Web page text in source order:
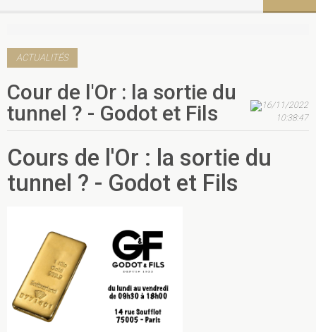
ACTUALITÉS
Cour de l'Or : la sortie du
tunnel ? - Godot et Fils
16/11/2022
10:38:47
Cours de l'Or : la sortie du
tunnel ? - Godot et Fils